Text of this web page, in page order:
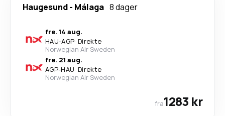
Haugesund- Málaga 8 dager
fre. 14 aug.
HAU-AGP· Direkte
Norwegian Air Sweden
fre. 21 aug.
AGP-HAU· Direkte
Norwegian Air Sweden
fra1283 kr